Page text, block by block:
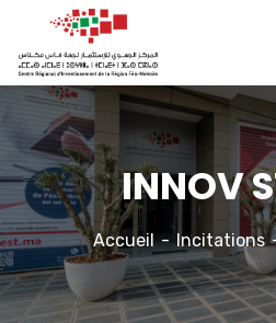
INNOV
Accueil Incitations